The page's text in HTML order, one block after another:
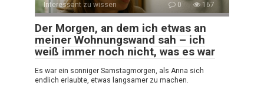
Interessant zu wissen 0 167
Der Morgen, an dem ich etwas an
meiner Wohnungswand sah – ich
weiß immer noch nicht, was es war
Es war ein sonniger Samstagmorgen, als Anna sich
endlich erlaubte, etwas langsamer zu machen.